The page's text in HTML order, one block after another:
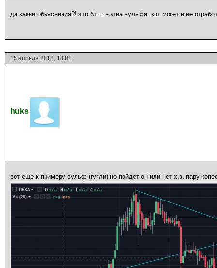
да какие обьяснения?! это бл… волна вульфа. кот могет и не
15 апреля 2018, 18:01
huks
вот еще к примеру вульф (гугли) но пойдет он или нет х.з. пару